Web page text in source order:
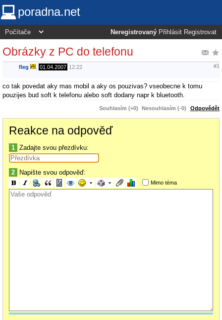
poradna.net
Neregistrovaný Přihlásit Registrovat
Obrázky z PC do telefonu
fleg 01.04.2007 12:22 #1
co tak povedat aky mas mobil a aky os pouzivas? vseobecne k tomu
pouzijes bud soft k telefonu alebo soft dodany napr k bluetooth.
Souhlasím (+0) Nesouhlasím (-0) Odpovědět
Reakce na odpověď
1 Zadajte svou přezdívku:
2 Napište svou odpověď:
Mimo téma